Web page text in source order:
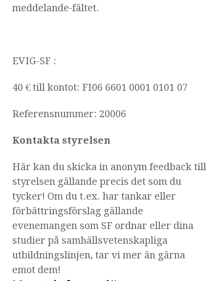
meddelande-fältet.
EVIG-SF :
40 € till kontot: FI06 6601 0001 0101 07
Referensnummer: 20006
Kontakta styrelsen
Här kan du skicka in anonym feedback till
styrelsen gällande precis det som du
tycker! Om du t.ex. har tankar eller
förbättringsförslag gällande
evenemangen som SF ordnar eller dina
studier på samhällsvetenskapliga
utbildningslinjen, tar vi mer än gärna
emot dem!